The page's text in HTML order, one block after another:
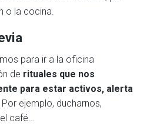
o la cocina.
para ir a la oficina
de rituales que nos
para estar activos, alerta
ejemplo, ducharnos,
café…